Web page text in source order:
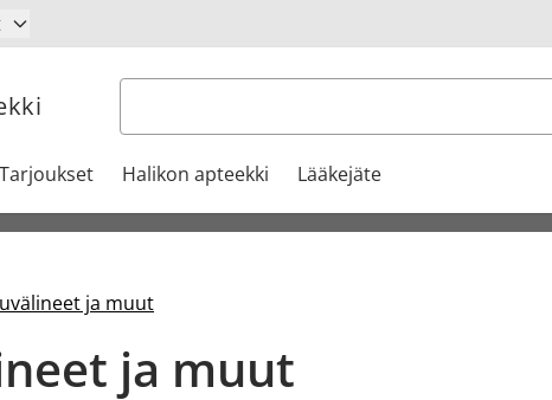
Haku
Tarjoukset Halikon apteekki Lääkejäte
ja muut
ja muut